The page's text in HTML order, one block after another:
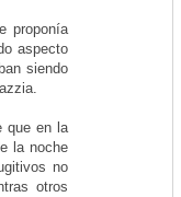
proponía
aspecto
siendo
que en la
la noche
no
otros